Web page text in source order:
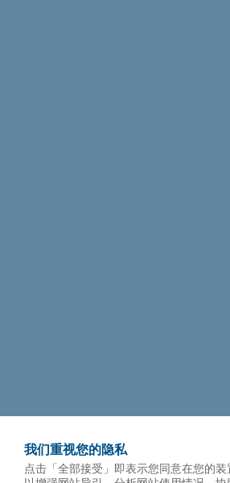
我们重视您的隐私
点击「全部接受」即表示您同意在您